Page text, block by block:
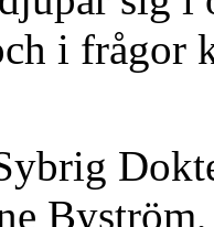
i